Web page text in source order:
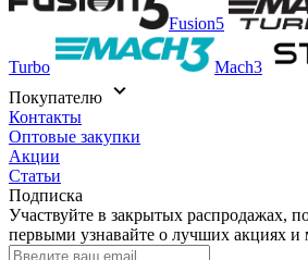
Fusion5
Turbo Mach3
Покупателю
Контакты
Оптовые закупки
Акции
Статьи
Подписка
Участвуйте в закрытых распродажах,
первыми узнавайте о лучших акциях и